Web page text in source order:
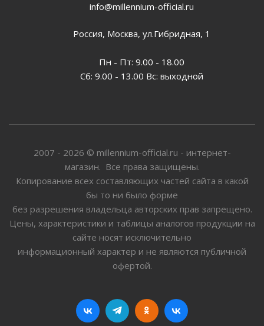
info@millennium-official.ru
Россия, Москва, ул.Гибридная, 1
Пн - Пт: 9.00 - 18.00
Сб: 9.00 - 13.00 Вс: выходной
2007 - 2026 © millennium-official.ru - интернет-
магазин. Все права защищены.
Копирование всех составляющих частей сайта в какой
бы то ни было форме
без разрешения владельца авторских прав запрещено.
Цены, характеристики и таблицы аналогов продукции на
сайте носят исключительно
информационный характер и не являются публичной
офертой.